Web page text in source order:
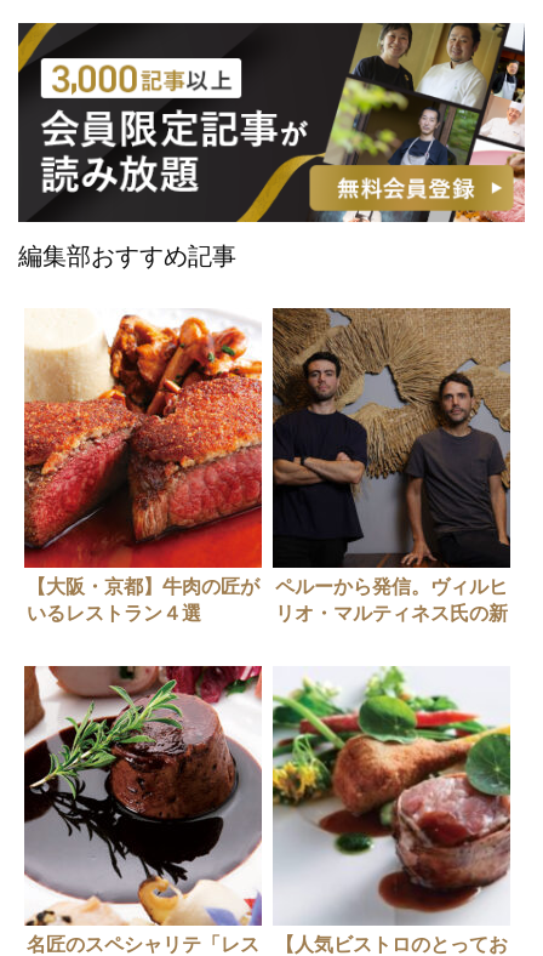
編集部おすすめ記事
【大阪・京都】牛肉の匠が
いるレストラン４選
ペルーから発信。ヴィルヒ
リオ・マルティネス氏の新
編】東京の「MAZ」はどん
な店？
名匠のスペシャリテ「レス
【人気ビストロのとってお